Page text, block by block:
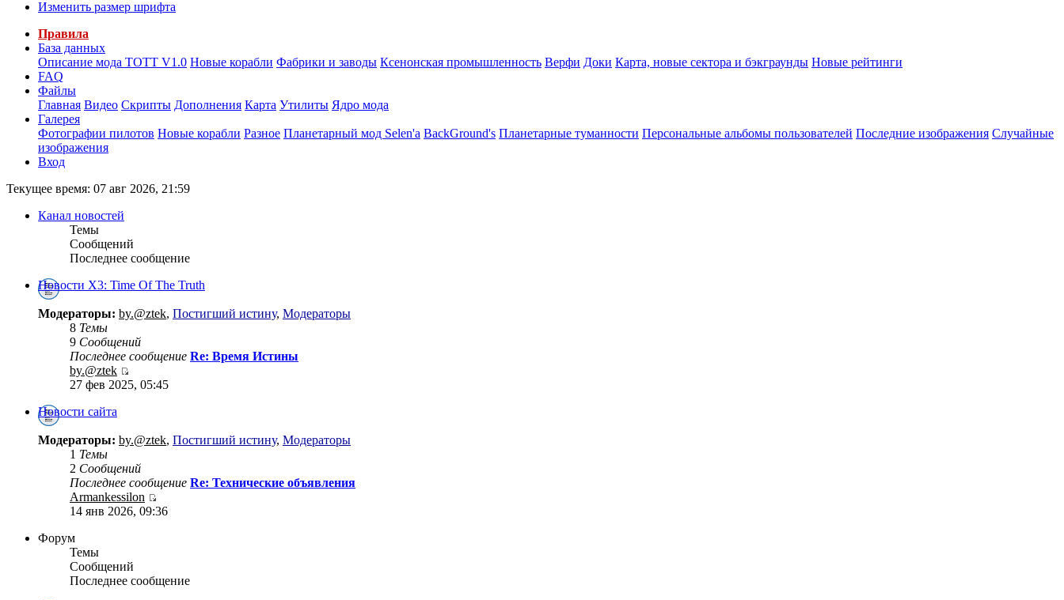
Изменить размер шрифта
Правила
База данных
Описание мода ТОТТ V1.0 Новые корабли Фабрики и заводы Ксенонская промышленность Верфи Доки Карта, новые сектора и бэкграунды Новые рейтинги
FAQ
Файлы
Главная Видео Скрипты Дополнения Карта Утилиты Ядро мода
Галерея
Фотографии пилотов Новые корабли Разное Планетарный мод Selen'a BackGround's Планетарные туманности Персональные альбомы пользователей Последние изображения Случайные
изображения
Вход
Текущее время: 07 авг 2026, 21:59
Канал новостей
Темы
Сообщений
Последнее сообщение
Новости X3: Time Of The Truth
Модераторы: by.@ztek, Постигший истину, Модераторы
8 Темы
9 Сообщений
Последнее сообщение Re: Время Истины
by.@ztek
27 фев 2025, 05:45
Новости сайта
Модераторы: by.@ztek, Постигший истину, Модераторы
1 Темы
2 Сообщений
Последнее сообщение Re: Технические объявления
Armankessilon
14 янв 2026, 09:36
Форум
Темы
Сообщений
Последнее сообщение